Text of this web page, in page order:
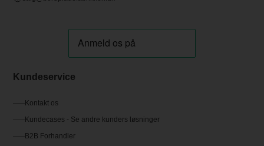
Kundeservice
Kontakt os
Kundecases - Se andre kunders løsninger
B2B Forhandler